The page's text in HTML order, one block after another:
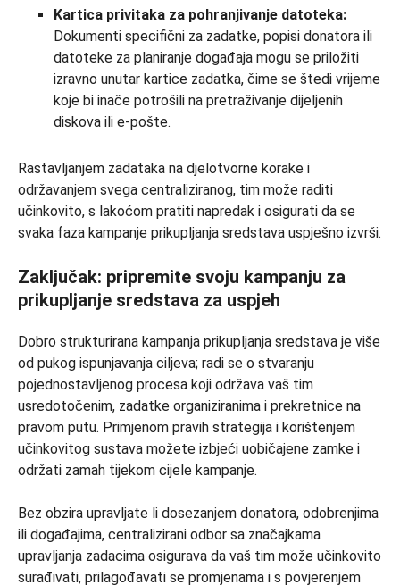
Kartica privitaka za pohranjivanje datoteka:
Dokumenti specifični za zadatke, popisi donatora ili
datoteke za planiranje događaja mogu se priložiti
izravno unutar kartice zadatka, čime se štedi vrijeme
koje bi inače potrošili na pretraživanje dijeljenih
diskova ili e-pošte.
Rastavljanjem zadataka na djelotvorne korake i
održavanjem svega centraliziranog, tim može raditi
učinkovito, s lakoćom pratiti napredak i osigurati da se
svaka faza kampanje prikupljanja sredstava uspješno izvrši.
Zaključak: pripremite svoju kampanju za
prikupljanje sredstava za uspjeh
Dobro strukturirana kampanja prikupljanja sredstava je više
od pukog ispunjavanja ciljeva; radi se o stvaranju
pojednostavljenog procesa koji održava vaš tim
usredotočenim, zadatke organiziranima i prekretnice na
pravom putu. Primjenom pravih strategija i korištenjem
učinkovitog sustava možete izbjeći uobičajene zamke i
održati zamah tijekom cijele kampanje.
Bez obzira upravljate li dosezanjem donatora, odobrenjima
ili događajima, centralizirani odbor sa značajkama
upravljanja zadacima osigurava da vaš tim može učinkovito
surađivati, prilagođavati se promjenama i s povjerenjem